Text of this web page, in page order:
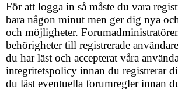
För att logga in så måste du vara
bara någon minut men ger dig nya
och möjligheter.
behörigheter till registrerade
du har läst och accepterat våra
integritetspolicy innan du registrerar
du läst eventuella forumregler innan